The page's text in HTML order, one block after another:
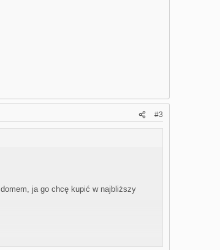
#3
ja go chcę kupić w najbliższy
że samochód jest już od 10